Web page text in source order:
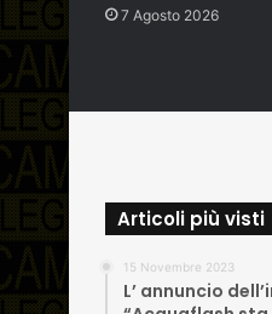
7 Agosto 2026
Articoli più visti
15 Novembre 2023
L’ annuncio